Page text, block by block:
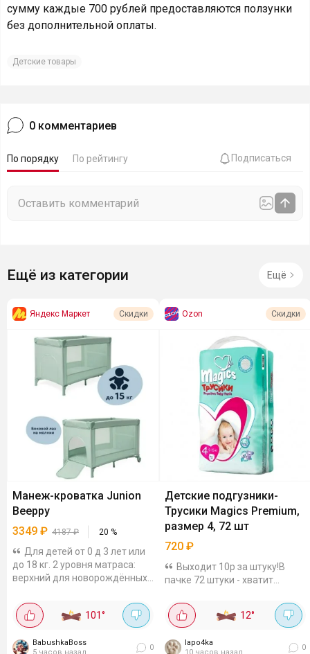
сумму каждые 700 рублей предоставляются ползунки
без дополнительной оплаты.
Детские товары
0 комментариев
По порядку По рейтингу Подписаться
Ещё из категории Ещё
Яндекс Маркет Скидки
Манеж-кроватка Junion
Beeppy
3349 ₽ 4187₽ 20 %
Для детей от 0 д 3 лет или
до 18 кг. 2 уровня матраса:
верхний для новорождённых
не нагибаясь), нижний для
детей, которые уже встают и
сидят....
101°
BabushkaBoss
0
Ozon Скидки
Детские подгузники-
Трусики Magics Premium,
размер 4, 72 шт
720 ₽
Выходит 10р за штуку!В
пачке 72 штуки - хватит
9-15 кг, у меня ребенок весит
сейчас 11 кг - сидят идеально,
"впиваются" в...
12°
lapo4ka
0